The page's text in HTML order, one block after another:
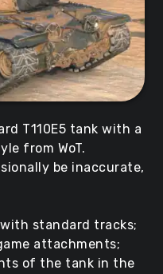
T110E5 tank with a
from WoT.
be inaccurate,
standard tracks;
attachments;
of the tank in the